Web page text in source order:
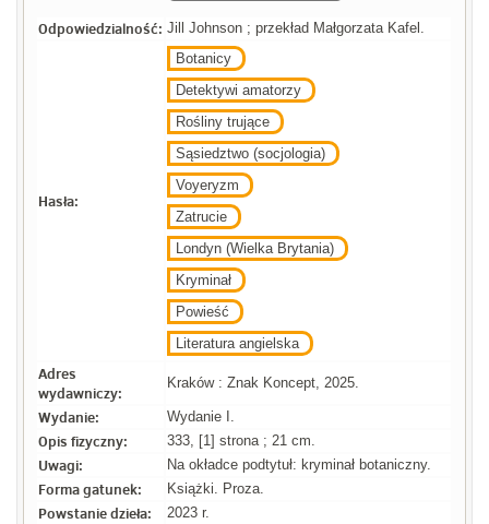
Odpowiedzialność: Jill Johnson ; przekład Małgorzata Kafel.
Hasła:
Botanicy
Detektywi amatorzy
Rośliny trujące
Sąsiedztwo (socjologia)
Voyeryzm
Zatrucie
Londyn (Wielka Brytania)
Kryminał
Powieść
Literatura angielska
Adres
wydawniczy:
Kraków : Znak Koncept, 2025.
Wydanie: Wydanie I.
Opis fizyczny: 333, [1] strona ; 21 cm.
Uwagi: Na okładce podtytuł: kryminał botaniczny.
Forma gatunek: Książki. Proza.
Powstanie dzieła: 2023 r.